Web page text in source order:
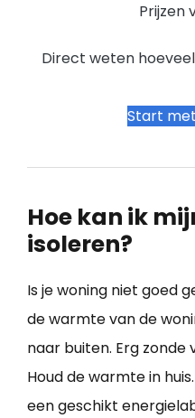
Prijzen
Direct weten
Start
Hoe kan ik
isoleren?
Is je woning niet goed
de warmte van de
naar buiten. Erg
Houd de warmte in
een geschikt